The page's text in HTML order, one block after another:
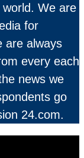
We are
for
are always
every each
news we
go
24.com.